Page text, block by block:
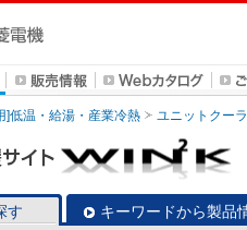
]低温・給湯・産業冷熱 ユニットクーラ
す キーワードから製品